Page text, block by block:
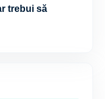
trebui să